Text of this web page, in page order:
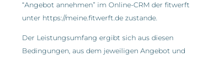
“Angebot annehmen” im Online-CRM der fitwerft
unter https://meine.fitwerft.de zustande.
Der Leistungsumfang ergibt sich aus diesen
Bedingungen, aus dem jeweiligen Angebot und